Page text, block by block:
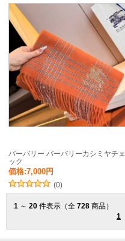
バーバリー バーバリーカシミヤチェ
ック
価格:7,000円
(0)
1 ～ 20 件表示（全 728 商品）
1